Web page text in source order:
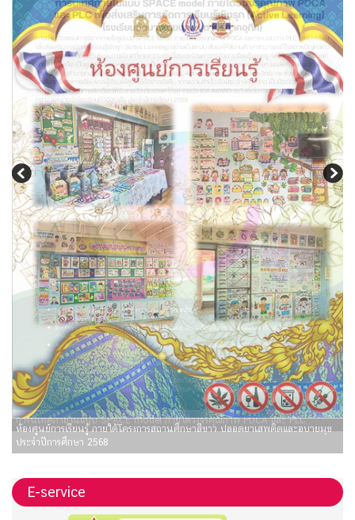
ห้องศูนย์การเรียนรู้ ภายใต้โครงการสถานศึกษาสีขาว ปลอดยาเสพติดและอบายมุข
ประจำปีการศึกษา 2568
E-service